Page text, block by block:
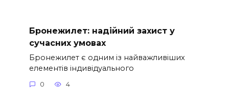
Бронежилет: надійний захист у
сучасних умовах
Бронежилет є одним із найважливіших
елементів індивідуального
0 4